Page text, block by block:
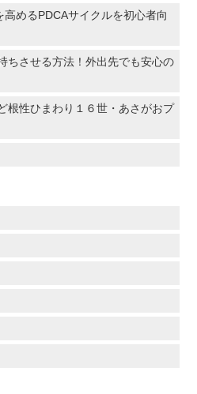
めるPDCAサイクルを初心者向
ちさせる方法！外出先でも安心の
根性ひまわり１６世・あさがおプ